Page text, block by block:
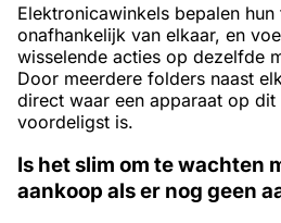
Elektronicawinkels bepalen
onafhankelijk van elkaar, en
wisselende acties op dezelfde
Door meerdere folders naast
direct waar een apparaat op dit
voordeligst is.
Is het slim om te wachten
aankoop als er nog geen